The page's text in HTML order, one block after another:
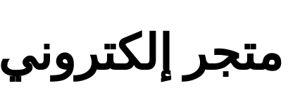
متجر إلكتروني